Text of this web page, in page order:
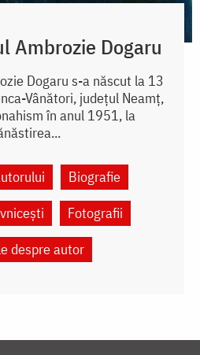
Ambrozie Dogaru
Dogaru s-a născut la 13
Vânători, județul Neamț,
în anul 1951, la
Biografie
Fotografii
despre autor